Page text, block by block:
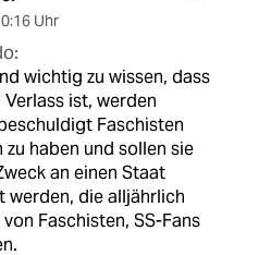
Uhr
wichtig zu wissen, dass
Verlass ist, werden
Faschisten
haben und sollen sie
an einen Staat
werden, die alljährlich
Faschisten, SS-Fans